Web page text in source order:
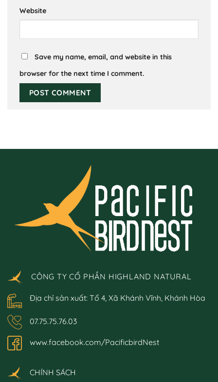
Website
Save my name, email, and website in this
browser for the next time I comment.
CÔNG TY CỔ PHẦN HIGHLAND NATURAL
Địa chỉ sản xuất: Tổ 4, Xã Khánh Vĩnh, Khánh Hòa
07.75.75.76.03
www.facebook.com/PacificbirdNest
CHÍNH SÁCH